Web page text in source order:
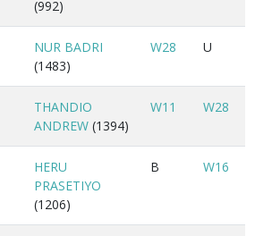
(992)
NUR BADRI
(1483)
W28 U
THANDIO
ANDREW (1394)
W11 W28
HERU
PRASETIYO
(1206)
B W16